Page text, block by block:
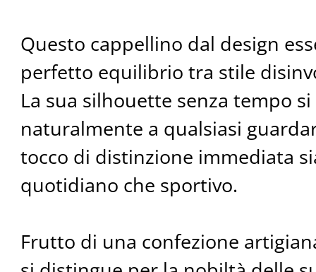
Questo cappellino dal design
perfetto equilibrio tra stile
La sua silhouette senza tempo
naturalmente a qualsiasi
tocco di distinzione immediata
quotidiano che sportivo.
Frutto di una confezione